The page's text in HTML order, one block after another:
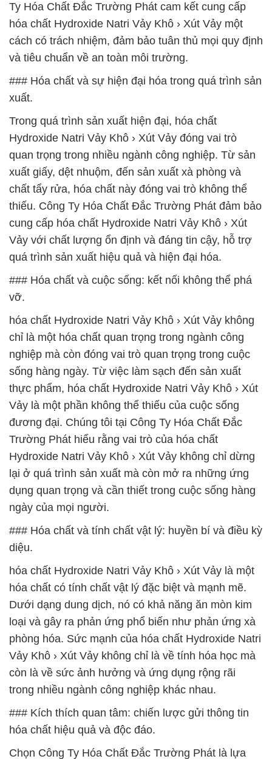
Ty Hóa Chất Đắc Trường Phát cam kết cung cấp
hóa chất Hydroxide Natri Vảy Khô › Xút Vảy một
cách có trách nhiệm, đảm bảo tuân thủ mọi quy định
và tiêu chuẩn về an toàn môi trường.
### Hóa chất và sự hiện đại hóa trong quá trình sản
xuất.
Trong quá trình sản xuất hiện đại, hóa chất
Hydroxide Natri Vảy Khô › Xút Vảy đóng vai trò
quan trọng trong nhiều ngành công nghiệp. Từ sản
xuất giấy, dệt nhuộm, đến sản xuất xà phòng và
chất tẩy rửa, hóa chất này đóng vai trò không thể
thiếu. Công Ty Hóa Chất Đắc Trường Phát đảm bảo
cung cấp hóa chất Hydroxide Natri Vảy Khô › Xút
Vảy với chất lượng ổn định và đáng tin cậy, hỗ trợ
quá trình sản xuất hiệu quả và hiện đại hóa.
### Hóa chất và cuộc sống: kết nối không thể phá
vỡ.
hóa chất Hydroxide Natri Vảy Khô › Xút Vảy không
chỉ là một hóa chất quan trọng trong ngành công
nghiệp mà còn đóng vai trò quan trọng trong cuộc
sống hàng ngày. Từ việc làm sạch đến sản xuất
thực phẩm, hóa chất Hydroxide Natri Vảy Khô › Xút
Vảy là một phần không thể thiếu của cuộc sống
đương đại. Chúng tôi tại Công Ty Hóa Chất Đắc
Trường Phát hiểu rằng vai trò của hóa chất
Hydroxide Natri Vảy Khô › Xút Vảy không chỉ dừng
lại ở quá trình sản xuất mà còn mở ra những ứng
dụng quan trọng và cần thiết trong cuộc sống hàng
ngày của mọi người.
### Hóa chất và tính chất vật lý: huyền bí và điều kỳ
diệu.
hóa chất Hydroxide Natri Vảy Khô › Xút Vảy là một
hóa chất có tính chất vật lý đặc biệt và mạnh mẽ.
Dưới dạng dung dịch, nó có khả năng ăn mòn kim
loại và gây ra phản ứng phổ biến như phản ứng xà
phòng hóa. Sức mạnh của hóa chất Hydroxide Natri
Vảy Khô › Xút Vảy không chỉ là về tính hóa học mà
còn là về sức ảnh hưởng và ứng dụng rộng rãi
trong nhiều ngành công nghiệp khác nhau.
### Kích thích quan tâm: chiến lược gửi thông tin
hóa chất hiệu quả và độc đáo.
Chọn Công Ty Hóa Chất Đắc Trường Phát là lựa